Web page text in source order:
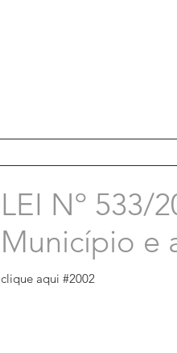
LEI Nº 533/
Município e
clique aqui #2002